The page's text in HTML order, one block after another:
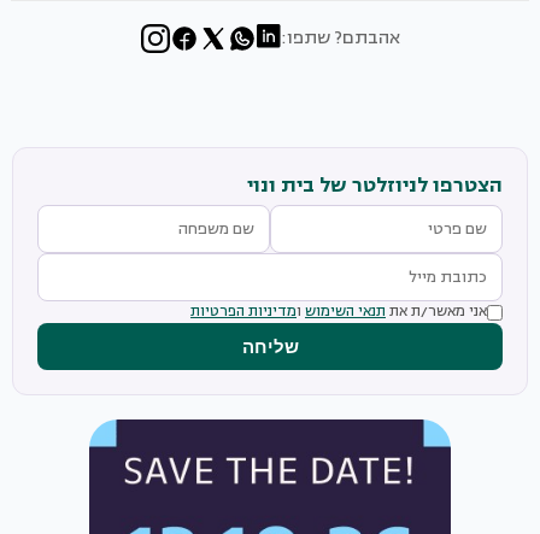
אהבתם? שתפו:
הצטרפו לניוזלטר של בית ונוי
אני מאשר/ת את תנאי השימוש ומדיניות הפרטיות
שליחה